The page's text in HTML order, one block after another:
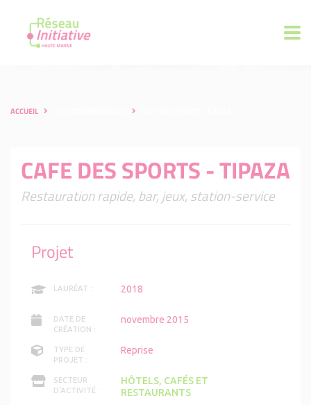
ACCUEIL
CAFE DES SPORTS - TIPAZA
Restauration rapide, bar, jeux, station-service
Projet
LAURÉAT : 2018
DATE DE
CRÉATION :
novembre 2015
TYPE DE
PROJET :
Reprise
SECTEUR
D'ACTIVITÉ :
HÔTELS, CAFÉS ET
RESTAURANTS